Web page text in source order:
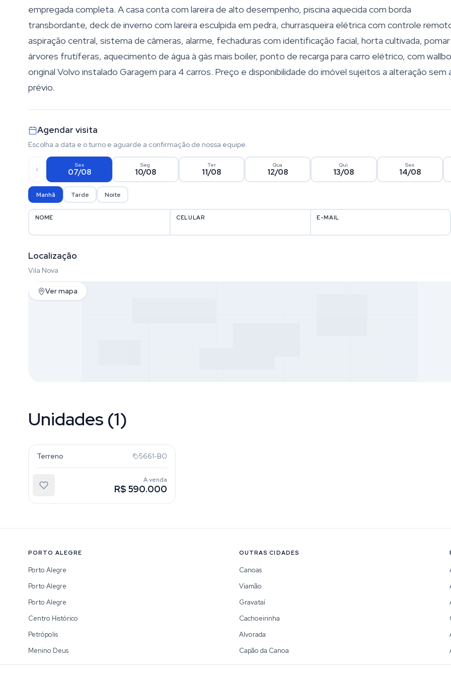
empregada completa. A casa conta com lareira de alto desempenho, piscina aquecida com borda
transbordante, deck de inverno com lareira esculpida em pedra, churrasqueira elétrica com controle
aspiração central, sistema de câmeras, alarme, fechaduras com identificação facial, horta cultivada,
árvores frutíferas, aquecimento de água à gás mais boiler, ponto de recarga para carro elétrico, com
original Volvo instalado Garagem para 4 carros. Preço e disponibilidade do imóvel sujeitos a alteração sem
prévio.
Agendar visita
Escolha a data e o turno e aguarde a confirmação de nossa equipe.
Sex
07/08
Seg
10/08
Ter
11/08
Qua
12/08
Qui
13/08
Sex
14/08
Manhã Tarde Noite
NOME CELULAR E-MAIL
Localização
Vila Nova
Ver mapa
Unidades (1)
Terreno 5661-BO
À venda
R$ 590.000
PORTO ALEGRE
Porto Alegre
Porto Alegre
Porto Alegre
Centro Histórico
Petrópolis
Menino Deus
OUTRAS CIDADES
Canoas
Viamão
Gravataí
Cachoeirinha
Alvorada
Capão da Canoa